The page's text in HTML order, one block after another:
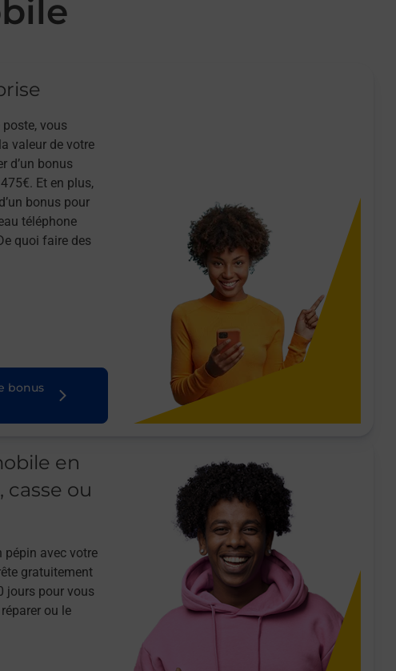
vous
valeur de votre
d’un bonus
Et en plus,
bonus pour
téléphone
quoi faire des
bonus
en
casse ou
pépin avec votre
gratuitement
jours pour vous
ou le